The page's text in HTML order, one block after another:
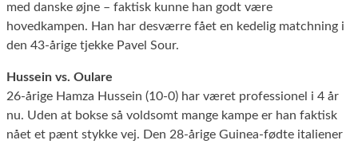
med danske øjne – faktisk kunne han godt være
hovedkampen. Han har desværre fået en kedelig matchning i
den 43-årige tjekke Pavel Sour.
Hussein vs. Oulare
26-årige Hamza Hussein (10-0) har været professionel i 4 år
nu. Uden at bokse så voldsomt mange kampe er han faktisk
nået et pænt stykke vej. Den 28-årige Guinea-fødte italiener